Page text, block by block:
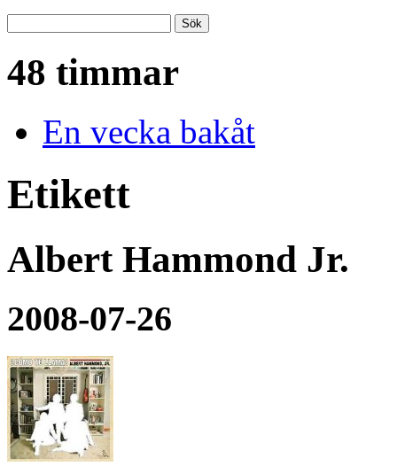
48 timmar
En vecka bakåt
Etikett
Albert Hammond Jr.
2008-07-26